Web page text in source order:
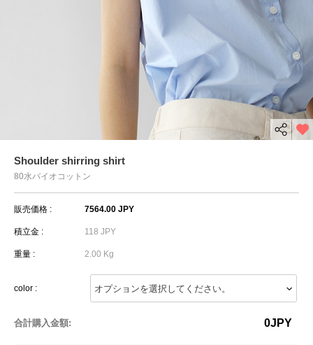
Shoulder shirring shirt
80水バイオコットン
販売価格 : 7564.00 JPY
積立金 : 118 JPY
重量 : 2.00 Kg
color :
合計購入金額: 0JPY